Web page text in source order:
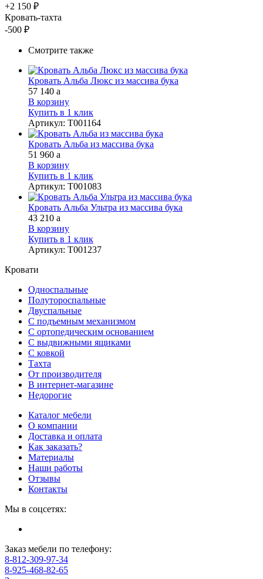
+2 150 ₽
Кровать-тахта
-500 ₽
Смотрите также
Кровать Альба Люкс из массива бука
57 140 a
В корзину
Купить в 1 клик
Артикул: Т001164
Кровать Альба из массива бука
51 960 a
В корзину
Купить в 1 клик
Артикул: Т001083
Кровать Альба Ультра из массива бука
43 210 a
В корзину
Купить в 1 клик
Артикул: Т001237
Кровати
Односпальные
Полутороспальные
Двуспальные
С подъемным механизмом
С ортопедическим основанием
С выдвижными ящиками
С ковкой
Тахта
От производителя
В интернет-магазине
Недорогие
Каталог мебели
О компании
Доставка и оплата
Как заказать?
Материалы
Наши работы
Отзывы
Контакты
Мы в соцсетях:
Заказ мебели по телефону:
8-812-309-97-34
8-925-468-82-65